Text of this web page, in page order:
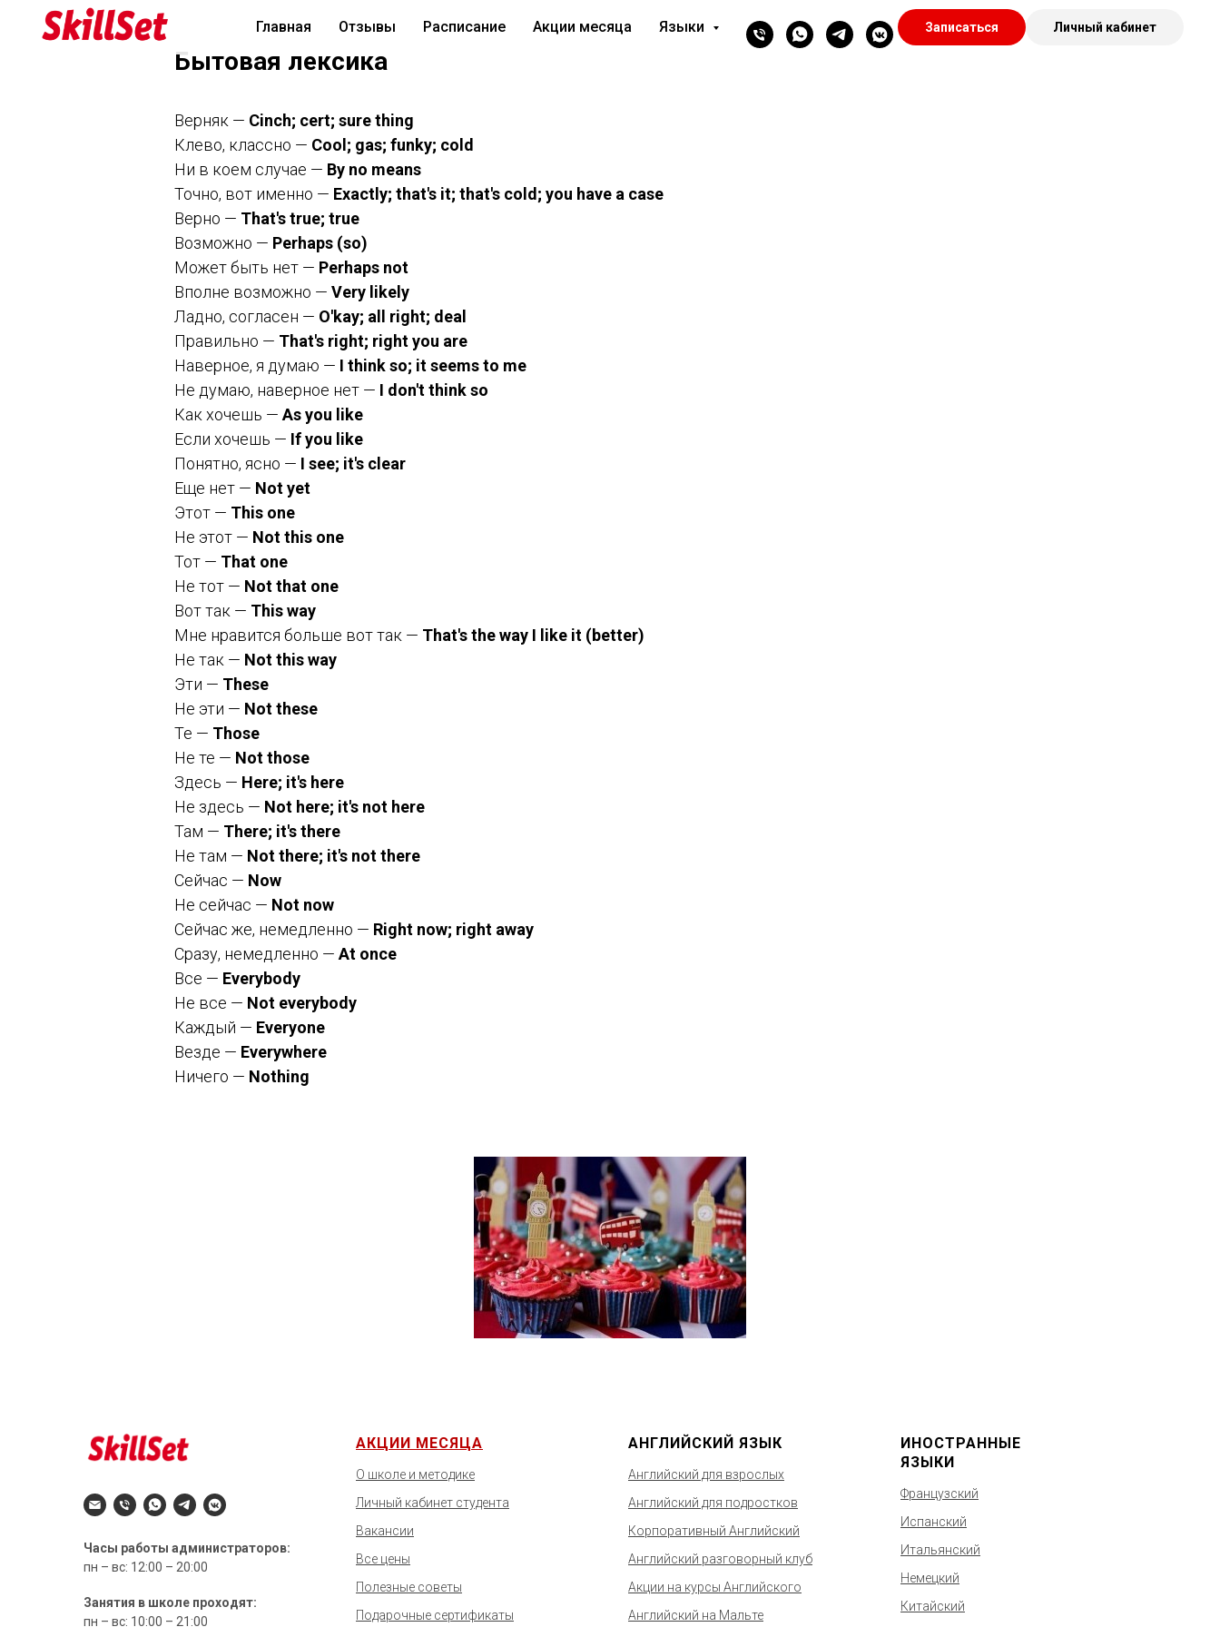
Главная Отзывы Расписание Акции месяца Языки Записаться Личный кабинет
Бытовая лексика
Верняк — Cinch; cert; sure thing
Клево, классно — Cool; gas; funky; cold
Ни в коем случае — By no means
Точно, вот именно — Exactly; that's it; that's cold; you have a case
Верно — That's true; true
Возможно — Perhaps (so)
Может быть нет — Perhaps not
Вполне возможно — Very likely
Ладно, согласен — O'kay; all right; deal
Правильно — That's right; right you are
Наверное, я думаю — I think so; it seems to me
Не думаю, наверное нет — I don't think so
Как хочешь — As you like
Если хочешь — If you like
Понятно, ясно — I see; it's clear
Еще нет — Not yet
Этот — This one
Не этот — Not this one
Тот — That one
Не тот — Not that one
Вот так — This way
Мне нравится больше вот так — That's the way I like it (better)
Не так — Not this way
Эти — These
Не эти — Not these
Те — Those
Не те — Not those
Здесь — Here; it's here
Не здесь — Not here; it's not here
Там — There; it's there
Не там — Not there; it's not there
Сейчас — Now
Не сейчас — Not now
Сейчас же, немедленно — Right now; right away
Сразу, немедленно — At once
Все — Everybody
Не все — Not everybody
Каждый — Everyone
Везде — Everywhere
Ничего — Nothing
Часы работы администраторов:
пн – вс: 12:00 – 20:00
Занятия в школе проходят:
пн – вс: 10:00 – 21:00
АКЦИИ МЕСЯЦА
О школе и методике
Личный кабинет студента
Вакансии
Все цены
Полезные советы
Подарочные сертификаты
АНГЛИЙСКИЙ ЯЗЫК
Английский для взрослых
Английский для подростков
Корпоративный Английский
Английский разговорный клуб
Акции на курсы Английского
Английский на Мальте
ИНОСТРАННЫЕ
ЯЗЫКИ
Французский
Испанский
Итальянский
Немецкий
Китайский